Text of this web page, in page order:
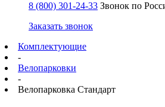
8 (800) 301-24-33 Звонок по
Заказать звонок
Комплектующие
-
Велопарковки
-
Велопарковка Стандарт